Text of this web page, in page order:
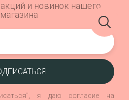
и новинок нашего
магазина
я даю согласие на